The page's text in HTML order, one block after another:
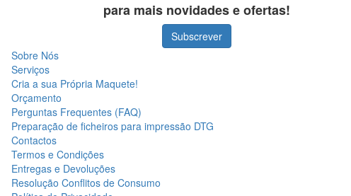
para mais novidades e ofertas!
Subscrever
Sobre Nós
Serviços
Cria a sua Própria Maquete!
Orçamento
Perguntas Frequentes (FAQ)
Preparação de ficheiros para impressão DTG
Contactos
Termos e Condições
Entregas e Devoluções
Resolução Conflitos de Consumo